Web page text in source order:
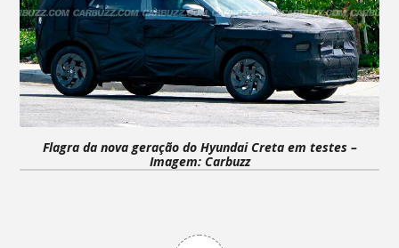
Flagra da nova geração do Hyundai Creta em testes –
Imagem: Carbuzz